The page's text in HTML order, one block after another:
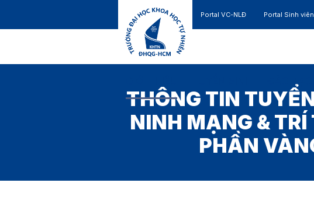
Portal VC-NLĐ Portal Sinh viên
THÔNG TIN
NINH MẠNG &
PHẦN